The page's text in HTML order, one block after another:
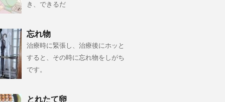
き、できるだ
忘れ物
治療時に緊張し、治療後にホッと
すると、その時に忘れ物をしがち
です。
とれたて卵